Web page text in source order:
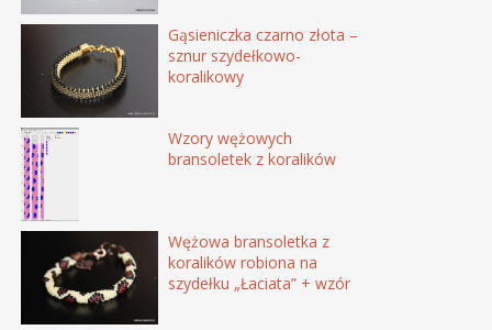
Gąsieniczka czarno złota –
sznur szydełkowo-
koralikowy
Wzory wężowych
bransoletek z koralików
Wężowa bransoletka z
koralików robiona na
szydełku „Łaciata” + wzór